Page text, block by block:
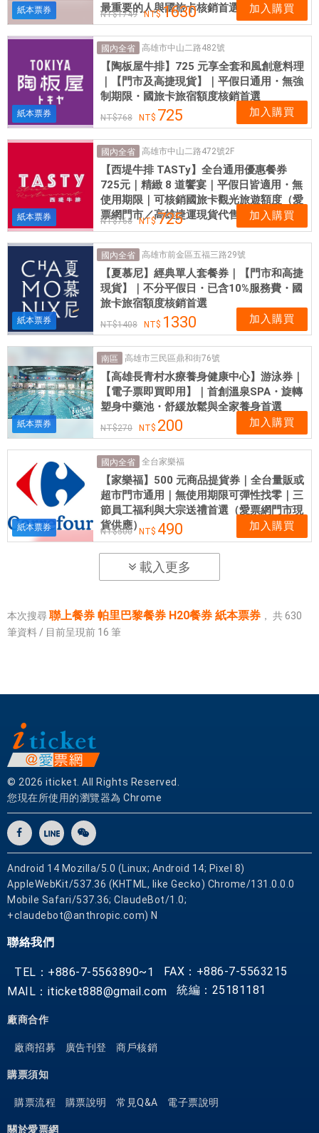
紙本票券
最重要的人與國旅卡核銷首選
1749 1630 加入購買
紙本票券
國內全省 高雄市中山二路482號
【陶板屋牛排】725 元享全套和風創意料理
｜【門市及高捷現貨】｜平假日通用・無強
制期限・國旅卡旅宿額度核銷首選
768 725 加入購買
紙本票券
國內全省 高雄市中山二路472號2F
【西堤牛排 TASTy】全台通用優惠餐券
725元｜精緻 8 道饗宴｜平假日皆適用・無
使用期限｜可核銷國旅卡觀光旅遊額度（愛
票網門市／高雄捷運現貨代售）
768 725 加入購買
紙本票券
國內全省 高雄市前金區五福三路29號
【夏慕尼】經典單人套餐券｜【門市和高捷
現貨】｜不分平假日・已含10%服務費・國
旅卡旅宿額度核銷首選
1408 1330 加入購買
紙本票券
南區 高雄市三民區鼎和街76號
【高雄長青村水療養身健康中心】游泳券｜
【電子票即買即用】｜首創溫泉SPA・旋轉
塑身中藥池・舒緩放鬆與全家養身首選
270 200 加入購買
紙本票券
國內全省 全台家樂福
【家樂福】500 元商品提貨券｜全台量販或
超市門市通用｜無使用期限可彈性找零｜三
節員工福利與大宗送禮首選（愛票網門市現
貨供應）
500 490 加入購買
載入更多
本次搜尋 聯上餐券 帕里巴黎餐券 H20餐券 紙本票券 ， 共630
筆資料 / 目前呈現前 16 筆
© 2026 iticket. All Rights Reserved.
您現在所使用的瀏覽器為 Chrome
Android 14 Mozilla/5.0 (Linux; Android 14; Pixel 8)
AppleWebKit/537.36 (KHTML, like Gecko) Chrome/131.0.0.0
Mobile Safari/537.36; ClaudeBot/1.0;
+claudebot@anthropic.com) N
聯絡我們
TEL：+886-7-5563890~1
FAX：+886-7-5563215
MAIL：iticket888@gmail.com
統編：25181181
廠商合作
廠商招募 廣告刊登 商戶核銷
購票須知
購票流程 購票說明 常見Q&A 電子票說明
關於愛票網